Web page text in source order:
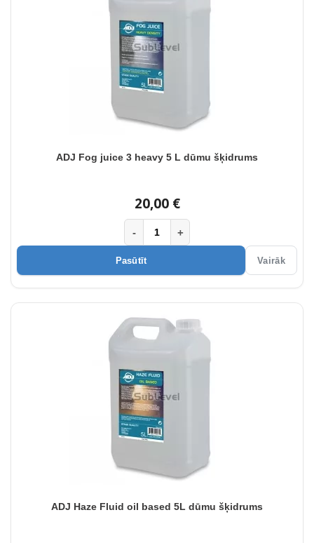
ADJ Fog juice 3 heavy 5 L dūmu šķidrums
20,00 €
- +
Pasūtīt Vairāk
ADJ Haze Fluid oil based 5L dūmu šķidrums